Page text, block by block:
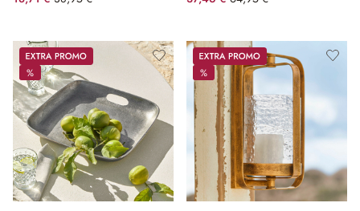
(51.96%spared) (42.32%spared)
Promos
%
%
Promos
%
%